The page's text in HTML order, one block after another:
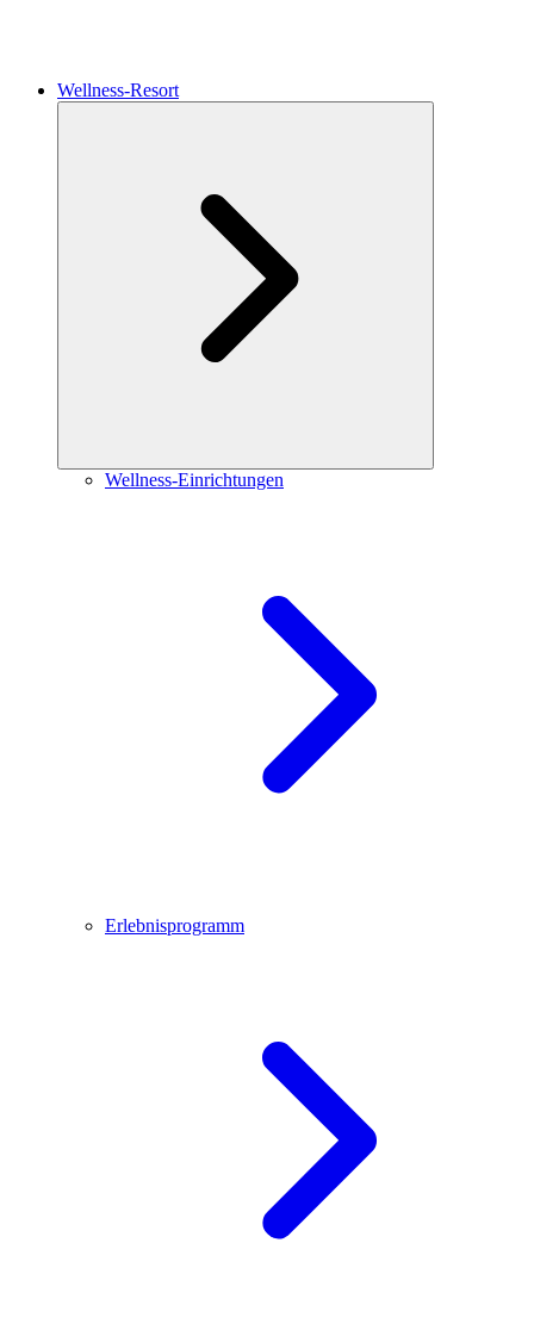
Wellness-Resort
Wellness-Einrichtungen
Erlebnisprogramm